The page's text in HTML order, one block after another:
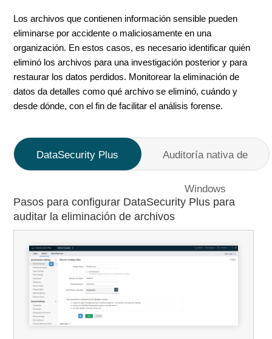
Los archivos que contienen información sensible pueden
eliminarse por accidente o maliciosamente en una
organización. En estos casos, es necesario identificar quién
eliminó los archivos para una investigación posterior y para
restaurar los datos perdidos. Monitorear la eliminación de
datos da detalles como qué archivo se eliminó, cuándo y
desde dónde, con el fin de facilitar el análisis forense.
DataSecurity Plus Auditoría nativa de
Windows
Pasos para configurar DataSecurity Plus para
auditar la eliminación de archivos